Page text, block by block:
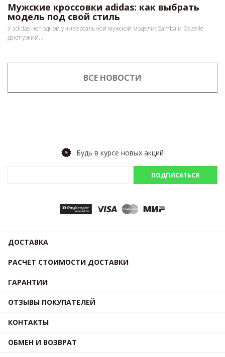
Мужские кроссовки adidas: как выбрать
модель под свой стиль
У adidas нет одной универсальной мужской модели: Samba и Gazelle
дают узкий...
ВСЕ НОВОСТИ
Будь в курсе новых акций
ПОДПИСАТЬСЯ
ДОСТАВКА
РАСЧЕТ СТОИМОСТИ ДОСТАВКИ
ГАРАНТИИ
ОТЗЫВЫ ПОКУПАТЕЛЕЙ
КОНТАКТЫ
ОБМЕН И ВОЗВРАТ